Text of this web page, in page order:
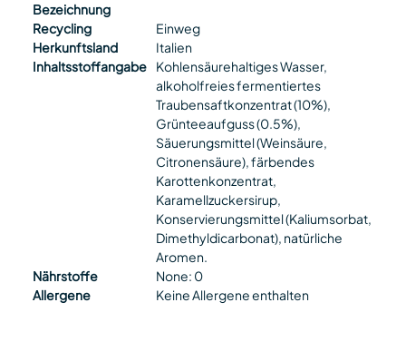
Bezeichnung
Recycling
Einweg
Herkunftsland
Italien
Inhaltsstoffangabe
Kohlensäurehaltiges Wasser,
alkoholfreies fermentiertes
Traubensaftkonzentrat (10%),
Grünteeaufguss (0.5%),
Säuerungsmittel (Weinsäure,
Citronensäure), färbendes
Karottenkonzentrat,
Karamellzuckersirup,
Konservierungsmittel (Kaliumsorbat,
Dimethyldicarbonat), natürliche
Aromen.
Nährstoffe
None: 0
Allergene
Keine Allergene enthalten